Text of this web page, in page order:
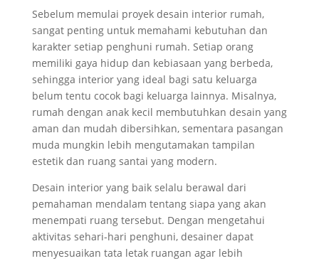
Sebelum memulai proyek desain interior rumah,
sangat penting untuk memahami kebutuhan dan
karakter setiap penghuni rumah. Setiap orang
memiliki gaya hidup dan kebiasaan yang berbeda,
sehingga interior yang ideal bagi satu keluarga
belum tentu cocok bagi keluarga lainnya. Misalnya,
rumah dengan anak kecil membutuhkan desain yang
aman dan mudah dibersihkan, sementara pasangan
muda mungkin lebih mengutamakan tampilan
estetik dan ruang santai yang modern.
Desain interior yang baik selalu berawal dari
pemahaman mendalam tentang siapa yang akan
menempati ruang tersebut. Dengan mengetahui
aktivitas sehari-hari penghuni, desainer dapat
menyesuaikan tata letak ruangan agar lebih